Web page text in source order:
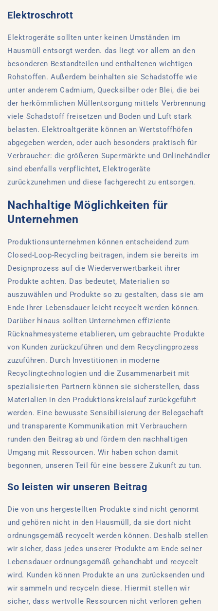
Elektroschrott
Elektrogeräte sollten unter keinen Umständen im
Hausmüll entsorgt werden. das liegt vor allem an den
besonderen Bestandteilen und enthaltenen wichtigen
Rohstoffen. Außerdem beinhalten sie Schadstoffe wie
unter anderem Cadmium, Quecksilber oder Blei, die bei
der herkömmlichen Müllentsorgung mittels Verbrennung
viele Schadstoff freisetzen und Boden und Luft stark
belasten. Elektroaltgeräte können an Wertstoffhöfen
abgegeben werden, oder auch besonders praktisch für
Verbraucher: die größeren Supermärkte und Onlinehändler
sind ebenfalls verpflichtet, Elektrogeräte
zurückzunehmen und diese fachgerecht zu entsorgen.
Nachhaltige Möglichkeiten für
Unternehmen
Produktionsunternehmen können entscheidend zum
Closed-Loop-Recycling beitragen, indem sie bereits im
Designprozess auf die Wiederverwertbarkeit ihrer
Produkte achten. Das bedeutet, Materialien so
auszuwählen und Produkte so zu gestalten, dass sie am
Ende ihrer Lebensdauer leicht recycelt werden können.
Darüber hinaus sollten Unternehmen effiziente
Rücknahmesysteme etablieren, um gebrauchte Produkte
von Kunden zurückzuführen und dem Recyclingprozess
zuzuführen. Durch Investitionen in moderne
Recyclingtechnologien und die Zusammenarbeit mit
spezialisierten Partnern können sie sicherstellen, dass
Materialien in den Produktionskreislauf zurückgeführt
werden. Eine bewusste Sensibilisierung der Belegschaft
und transparente Kommunikation mit Verbrauchern
runden den Beitrag ab und fördern den nachhaltigen
Umgang mit Ressourcen. Wir haben schon damit
begonnen, unseren Teil für eine bessere Zukunft zu tun.
So leisten wir unseren Beitrag
Die von uns hergestellten Produkte sind nicht genormt
und gehören nicht in den Hausmüll, da sie dort nicht
ordnungsgemäß recycelt werden können. Deshalb stellen
wir sicher, dass jedes unserer Produkte am Ende seiner
Lebensdauer ordnungsgemäß gehandhabt und recycelt
wird. Kunden können Produkte an uns zurücksenden und
wir sammeln und recyceln diese. Hiermit stellen wir
sicher, dass wertvolle Ressourcen nicht verloren gehen